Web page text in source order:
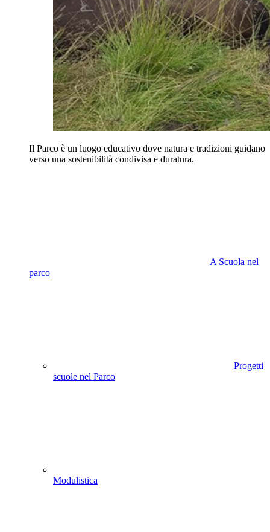
Il Parco è un luogo educativo dove natura e tradizioni guidano
verso una sostenibilità condivisa e duratura.
A Scuola nel
parco
Progetti
scuole nel Parco
Modulistica